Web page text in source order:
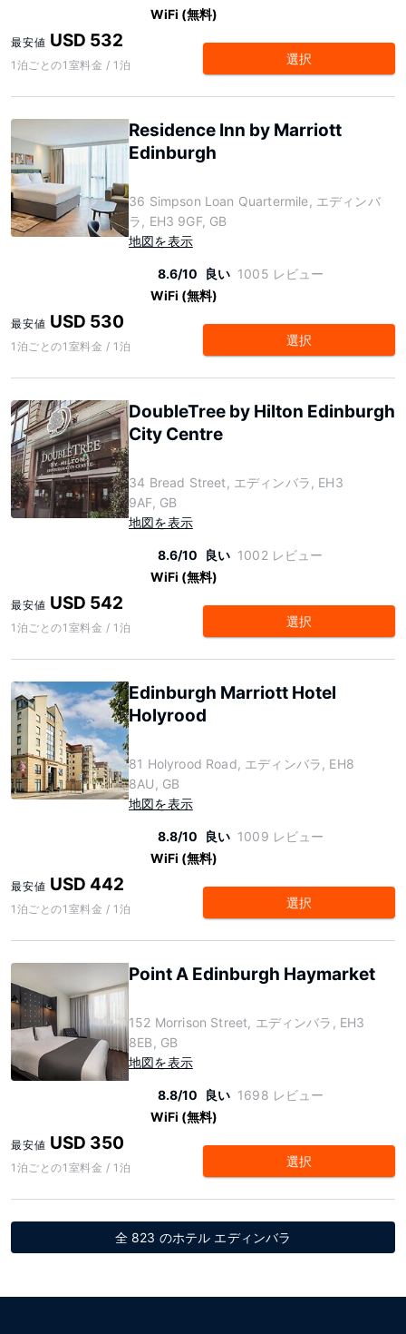
WiFi (無料)
最安値 USD 532
1泊ごとの1室料金 / 1泊 選択
Residence Inn by Marriott
Edinburgh
36 Simpson Loan Quartermile, エディンバ
ラ, EH3 9GF, GB
地図を表示
8.6/10 良い 1005 レビュー
WiFi (無料)
最安値 USD 530
1泊ごとの1室料金 / 1泊 選択
DoubleTree by Hilton Edinburgh
City Centre
34 Bread Street, エディンバラ, EH3
9AF, GB
地図を表示
8.6/10 良い 1002 レビュー
WiFi (無料)
最安値 USD 542
1泊ごとの1室料金 / 1泊 選択
Edinburgh Marriott Hotel
Holyrood
81 Holyrood Road, エディンバラ, EH8
8AU, GB
地図を表示
8.8/10 良い 1009 レビュー
WiFi (無料)
最安値 USD 442
1泊ごとの1室料金 / 1泊 選択
Point A Edinburgh Haymarket
152 Morrison Street, エディンバラ, EH3
8EB, GB
地図を表示
8.8/10 良い 1698 レビュー
WiFi (無料)
最安値 USD 350
1泊ごとの1室料金 / 1泊 選択
全 823 のホテル エディンバラ